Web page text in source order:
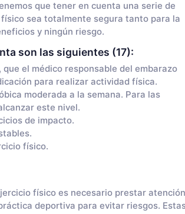
que tener en cuenta una serie de
sea totalmente segura tanto para la
y ningún riesgo.
son las siguientes (17):
el médico responsable del embarazo
para realizar actividad física.
moderada a la semana. Para las
este nivel.
de impacto.
físico.
físico es necesario prestar atención
deportiva para evitar riesgos.